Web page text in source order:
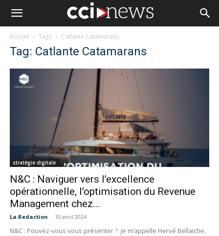
Accueil Tags Catlante Catamarans
Tag: Catlante Catamarans
stratégie digitale
N&C : Naviguer vers l’excellence
opérationnelle, l’optimisation du Revenue
Management chez...
La Redaction - 10 avril 2024
N&C : Pouvez-vous vous présenter ? Je m’appelle Hervé Bellaïche,